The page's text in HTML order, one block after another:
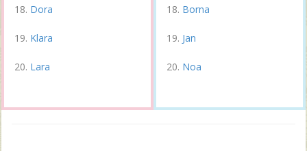
Dora
Klara
Lara
Borna
Jan
Noa